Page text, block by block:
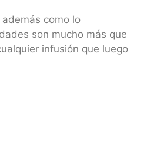
como lo
son mucho más que
infusión que luego